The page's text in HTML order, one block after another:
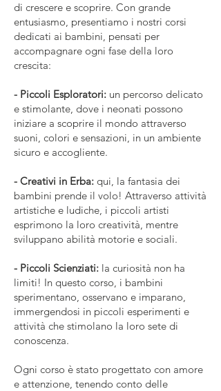
di crescere e scoprire. Con grande
entusiasmo, presentiamo i nostri corsi
dedicati ai bambini, pensati per
accompagnare ogni fase della loro
crescita:
- Piccoli Esploratori: un percorso delicato
e stimolante, dove i neonati possono
iniziare a scoprire il mondo attraverso
suoni, colori e sensazioni, in un ambiente
sicuro e accogliente.
- Creativi in Erba: qui, la fantasia dei
bambini prende il volo! Attraverso attività
artistiche e ludiche, i piccoli artisti
esprimono la loro creatività, mentre
sviluppano abilità motorie e sociali.
- Piccoli Scienziati: la curiosità non ha
limiti! In questo corso, i bambini
sperimentano, osservano e imparano,
immergendosi in piccoli esperimenti e
attività che stimolano la loro sete di
conoscenza.
Ogni corso è stato progettato con amore
e attenzione, tenendo conto delle